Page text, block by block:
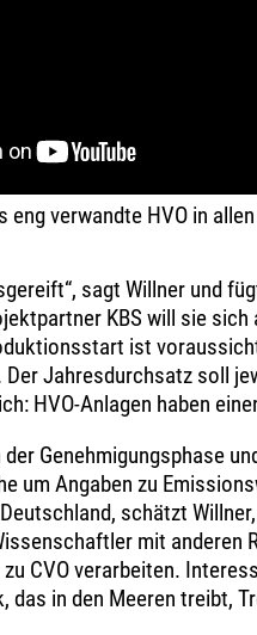
eng verwandte HVO in
sagt Willner und
KBS will sie
ist
Jahresdurchsatz soll
HVO-Anlagen haben
Genehmigungsphase
um Angaben zu
schätzt
mit
CVO verarbeiten.
das in den Meeren treibt,